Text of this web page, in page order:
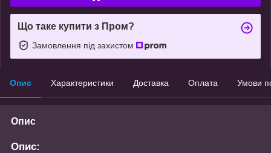
Що таке купити з Пром?
Замовлення під захистом
Опис Характеристики Доставка Оплата Умови
Опис
Опис: